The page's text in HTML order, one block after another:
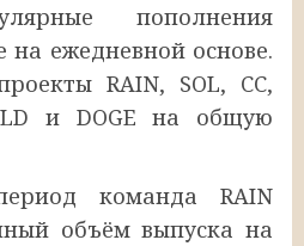
пополнения
на ежедневной основе.
RAIN, SOL, CC,
и DOGE на общую
команда RAIN
объём выпуска на